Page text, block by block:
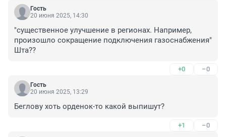
Гость
20 июня 2025, 14:30
"существенное улучшение в регионах. Например,
произошло сокращение подключения газоснабжения"
Шта??
+0 –0
Гость
20 июня 2025, 13:29
Беглову хоть орденок-то какой выпишут?
+1 –0